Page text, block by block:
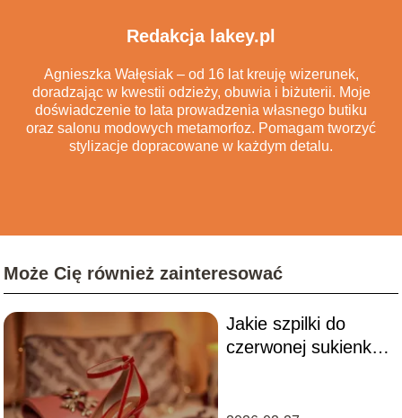
Redakcja lakey.pl
Agnieszka Wałęsiak – od 16 lat kreuję wizerunek,
doradzając w kwestii odzieży, obuwia i biżuterii. Moje
doświadczenie to lata prowadzenia własnego butiku
oraz salonu modowych metamorfoz. Pomagam tworzyć
stylizacje dopracowane w każdym detalu.
Może Cię również zainteresować
Jakie szpilki do
czerwonej sukienki